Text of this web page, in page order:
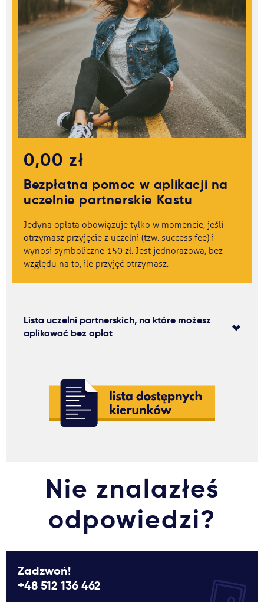
0,00 zł
Bezpłatna pomoc w aplikacji na
uczelnie partnerskie Kastu
Jedyna opłata obowiązuje tylko w momencie, jeśli
otrzymasz przyjęcie z uczelni (tzw. success fee) i
wynosi symboliczne 150 zł. Jest jednorazowa, bez
względu na to, ile przyjęć otrzymasz.
Lista uczelni partnerskich, na które możesz
aplikować bez opłat
Nie znalazłeś
odpowiedzi?
Zadzwoń!
+48 512 136 462